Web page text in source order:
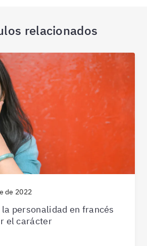
relacionados
de 2022
personalidad en francés
el carácter